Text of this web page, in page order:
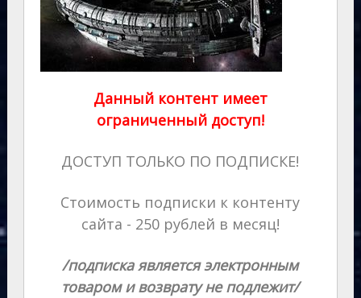
Данный контент имеет
ограниченный доступ!
ДОСТУП ТОЛЬКО ПО ПОДПИСКЕ!
Стоимость подписки к контенту
сайта - 250 рублей в месяц!
/подписка является электронным
товаром и возврату не подлежит/